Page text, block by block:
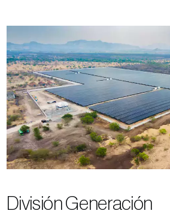
División Generación